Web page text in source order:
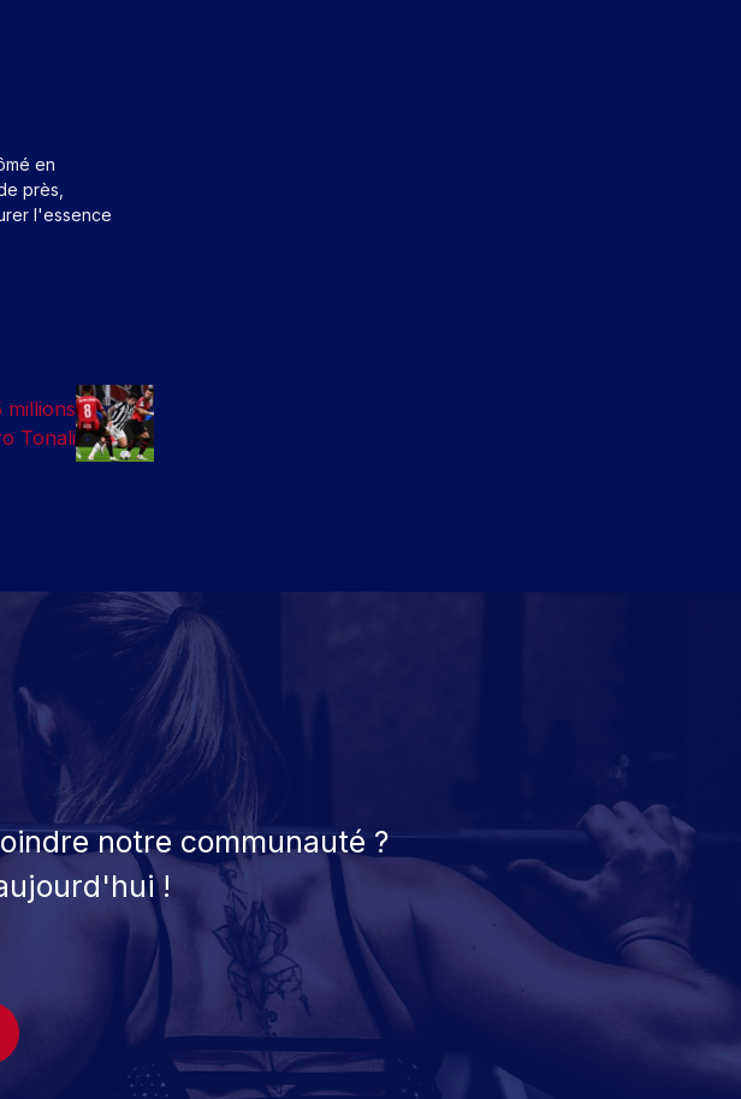
en
près,
l'essence
millions
Tonali
notre communauté ?
!